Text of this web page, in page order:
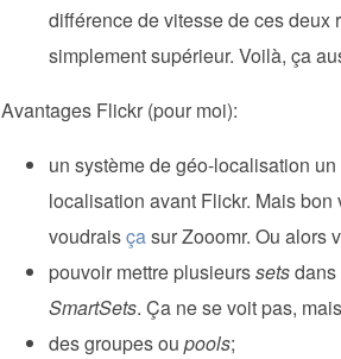
différence de vitesse de ces deux
simplement supérieur. Voilà, ça
Avantages Flickr (pour moi):
un système de géo-localisation
localisation avant Flickr. Mais
voudraisçasur Zooomr. Ou alors
pouvoir mettre plusieurssetsdans
SmartSets. Ça ne se voit pas,
des groupes ou pools;